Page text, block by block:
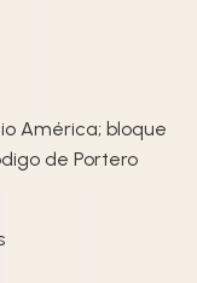
América; bloque
de Portero